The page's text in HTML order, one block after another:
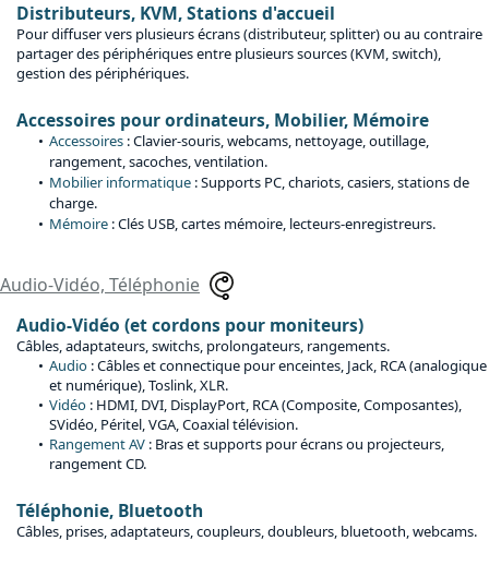
Distributeurs, KVM, Stations d'accueil
Pour diffuser vers plusieurs écrans (distributeur, splitter) ou au contraire
partager des périphériques entre plusieurs sources (KVM, switch),
gestion des périphériques.
Accessoires pour ordinateurs, Mobilier, Mémoire
Accessoires : Clavier-souris, webcams, nettoyage, outillage,
rangement, sacoches, ventilation.
Mobilier informatique : Supports PC, chariots, casiers, stations de
charge.
Mémoire : Clés USB, cartes mémoire, lecteurs-enregistreurs.
Audio-Vidéo, Téléphonie
Audio-Vidéo (et cordons pour moniteurs)
Câbles, adaptateurs, switchs, prolongateurs, rangements.
Audio : Câbles et connectique pour enceintes, Jack, RCA (analogique
et numérique), Toslink, XLR.
Vidéo : HDMI, DVI, DisplayPort, RCA (Composite, Composantes),
SVidéo, Péritel, VGA, Coaxial télévision.
Rangement AV : Bras et supports pour écrans ou projecteurs,
rangement CD.
Téléphonie, Bluetooth
Câbles, prises, adaptateurs, coupleurs, doubleurs, bluetooth, webcams.